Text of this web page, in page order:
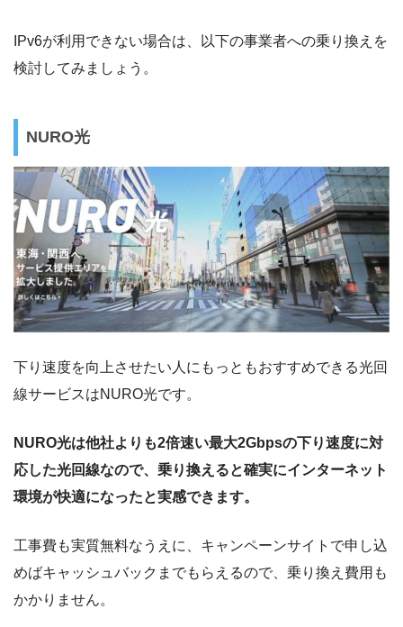
IPv6が利用できない場合は、以下の事業者への乗り換えを
検討してみましょう。
NURO光
下り速度を向上させたい人にもっともおすすめできる光回
線サービスはNURO光です。
NURO光は他社よりも2倍速い最大2Gbpsの下り速度に対
応した光回線なので、乗り換えると確実にインターネット
環境が快適になったと実感できます。
工事費も実質無料なうえに、キャンペーンサイトで申し込
めばキャッシュバックまでもらえるので、乗り換え費用も
かかりません。